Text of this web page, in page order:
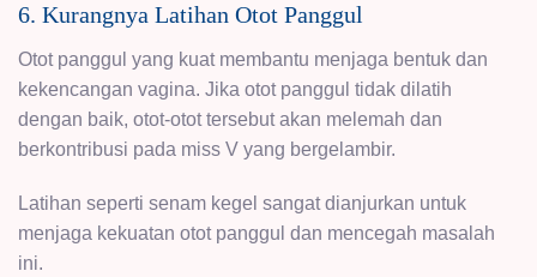
6. Kurangnya Latihan Otot Panggul
Otot panggul yang kuat membantu menjaga bentuk dan
kekencangan vagina. Jika otot panggul tidak dilatih
dengan baik, otot-otot tersebut akan melemah dan
berkontribusi pada miss V yang bergelambir.
Latihan seperti senam kegel sangat dianjurkan untuk
menjaga kekuatan otot panggul dan mencegah masalah
ini.